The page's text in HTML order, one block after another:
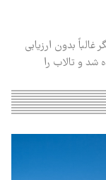
بدون ارزیابی
شد و تالاب را